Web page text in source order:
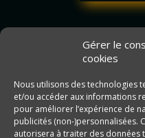
Gérer le
cookies
Nous utilisons des technologies
et/ou accéder aux informations
pour améliorer l’expérience de
publicités (non-)personnalisées.
autorisera à traiter des données